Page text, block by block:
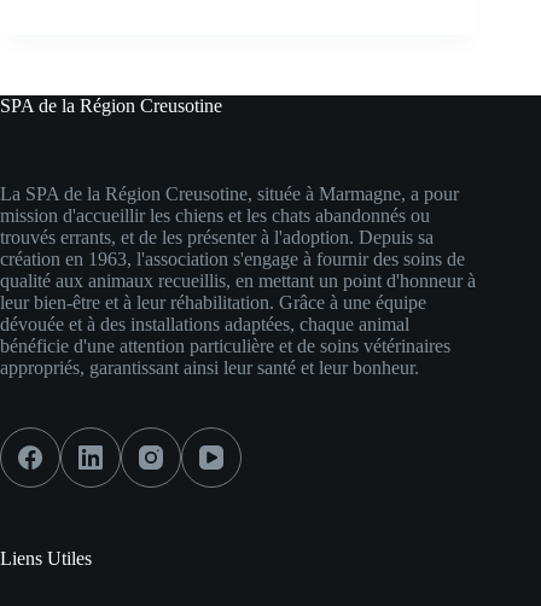
SPA de la Région Creusotine
La SPA de la Région Creusotine, située à Marmagne, a pour
mission d'accueillir les chiens et les chats abandonnés ou
trouvés errants, et de les présenter à l'adoption. Depuis sa
création en 1963, l'association s'engage à fournir des soins de
qualité aux animaux recueillis, en mettant un point d'honneur à
leur bien-être et à leur réhabilitation. Grâce à une équipe
dévouée et à des installations adaptées, chaque animal
bénéficie d'une attention particulière et de soins vétérinaires
appropriés, garantissant ainsi leur santé et leur bonheur.
Liens Utiles